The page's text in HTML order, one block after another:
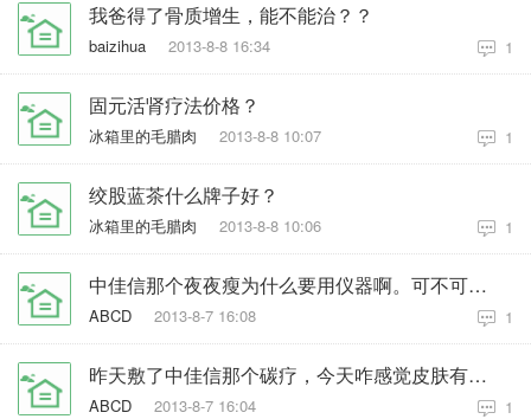
我爸得了骨质增生，能不能治？？
baizihua 2013-8-8 16:34 1
固元活肾疗法价格？
冰箱里的毛腊肉 2013-8-8 10:07 1
绞股蓝茶什么牌子好？
冰箱里的毛腊肉 2013-8-8 10:06 1
中佳信那个夜夜瘦为什么要用仪器啊。可不可以不用？
ABCD 2013-8-7 16:08 1
昨天敷了中佳信那个碳疗，今天咋感觉皮肤有点干呢？
ABCD 2013-8-7 16:04 1